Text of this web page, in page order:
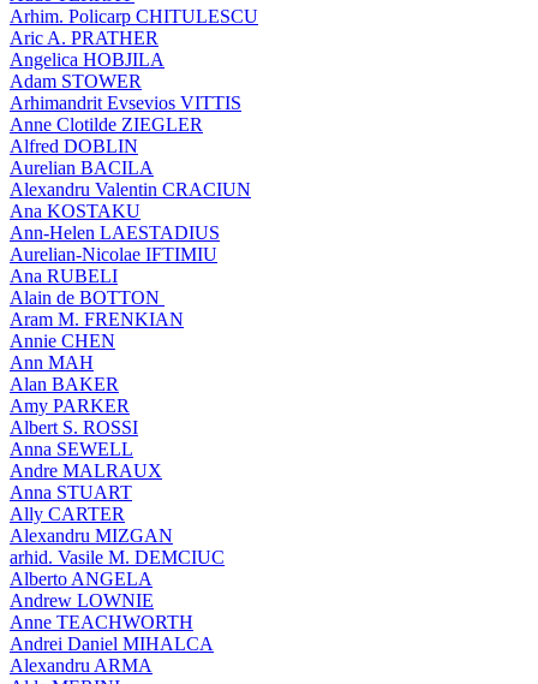
Arhim. Policarp CHITULESCU
Aric A. PRATHER
Angelica HOBJILA
Adam STOWER
Arhimandrit Evsevios VITTIS
Anne Clotilde ZIEGLER
Alfred DOBLIN
Aurelian BACILA
Alexandru Valentin CRACIUN
Ana KOSTAKU
Ann-Helen LAESTADIUS
Aurelian-Nicolae IFTIMIU
Ana RUBELI
Alain de BOTTON
Aram Μ. FRENKIAN
Annie CHEN
Ann MAH
Alan BAKER
Amy PARKER
Albert S. ROSSI
Anna SEWELL
Andre MALRAUX
Anna STUART
Ally CARTER
Alexandru MIZGAN
arhid. Vasile M. DEMCIUC
Alberto ANGELA
Andrew LOWNIE
Anne TEACHWORTH
Andrei Daniel MIHALCA
Alexandru ARMA